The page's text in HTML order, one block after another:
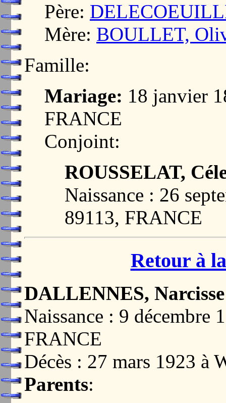
Père:
Mère: BOULLET,
Famille:
Mariage: 18 janvier
FRANCE
Conjoint:
ROUSSELAT,
Naissance : 26
89113, FRANCE
Retour à
DALLENNES,
Naissance : 9 décembre
FRANCE
Décès : 27 mars 1923 à
Parents: